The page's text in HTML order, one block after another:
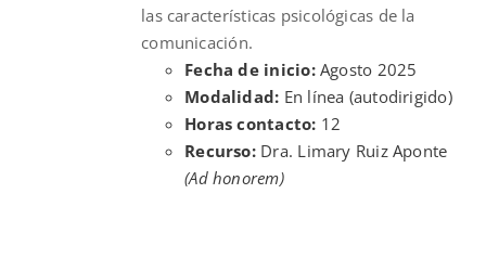
las características psicológicas de la
comunicación.
Fecha de inicio:Agosto 2025
Modalidad: En línea (autodirigido)
Horas contacto: 12
Recurso:Dra. Limary Ruiz Aponte
(Ad honorem)